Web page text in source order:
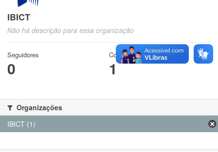
IBICT
Não há descrição para essa organização
Seguidores
0
Conjuntos de dados
1
Organizações
IBICT (1)